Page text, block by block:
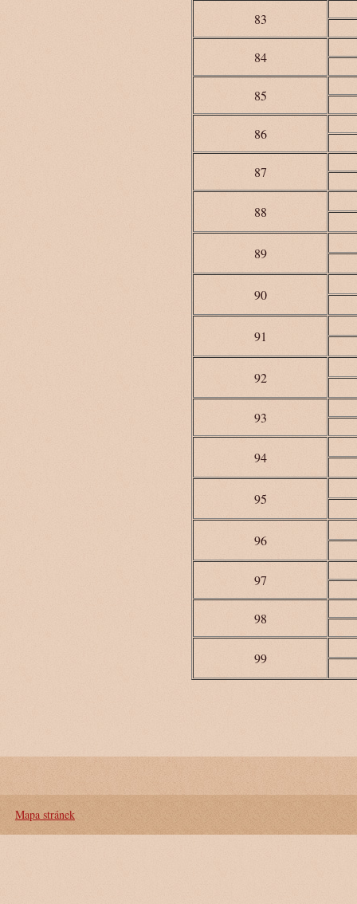
83
84
85
86
87
88
89
90
91
92
93
94
95
96
97
98
99
Mapa stránek